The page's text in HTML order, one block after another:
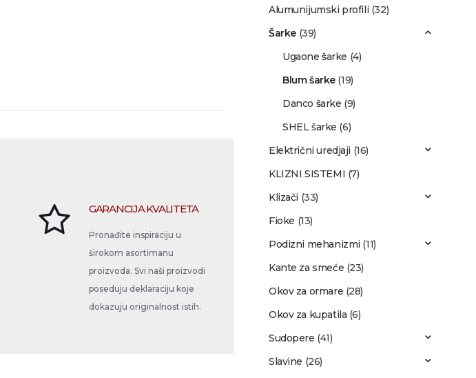
GARANCIJA KVALITETA
Pronađite inspiraciju u
širokom asortimanu
proizvoda. Svi naši proizvodi
poseduju deklaraciju koje
dokazuju originalnost istih.
Alumunijumski profili (32)
Šarke (39)
Ugaone šarke (4)
Blum šarke (19)
Danco šarke (9)
SHEL šarke (6)
Električni uredjaji (16)
KLIZNI SISTEMI (7)
Klizači (33)
Fioke (13)
Podizni mehanizmi (11)
Kante za smeće (23)
Okov za ormare (28)
Okov za kupatila (6)
Sudopere (41)
Slavine (26)